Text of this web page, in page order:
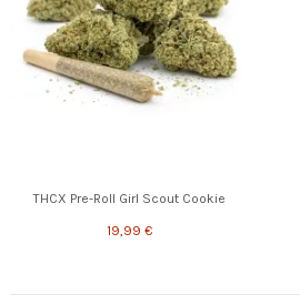
THCX Pre-Roll Girl Scout Cookie
19,99 €